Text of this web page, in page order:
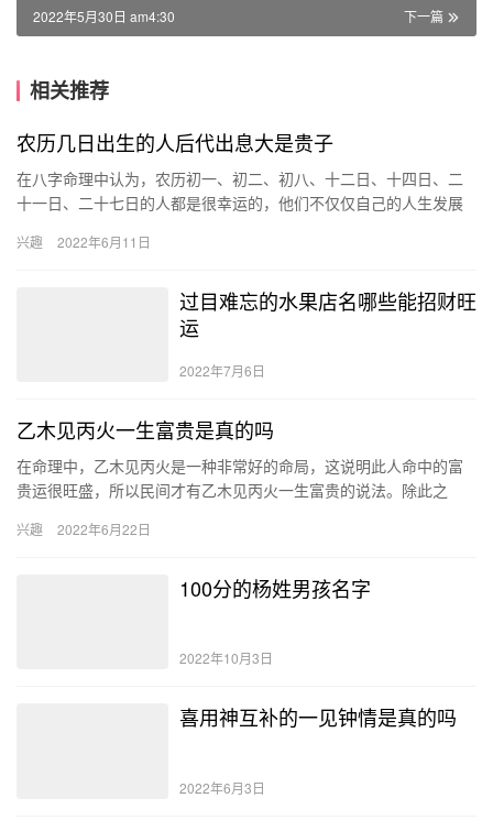
下一篇
2022年5月30日 am4:30
相关推荐
农历几日出生的人后代出息大是贵子
在八字命理中认为，农历初一、初二、初八、十二日、十四日、二
十一日、二十七日的人都是很幸运的，他们不仅仅自己的人生发展
日…
兴趣 2022年6月11日
过目难忘的水果店名哪些能招财旺
运
2022年7月6日
乙木见丙火一生富贵是真的吗
在命理中，乙木见丙火是一种非常好的命局，这说明此人命中的富
贵运很旺盛，所以民间才有乙木见丙火一生富贵的说法。除此之
远。 乙…
兴趣 2022年6月22日
100分的杨姓男孩名字
2022年10月3日
喜用神互补的一见钟情是真的吗
2022年6月3日